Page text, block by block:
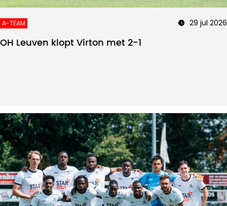
A-TEAM 29 jul 2026
OH Leuven klopt Virton met 2-1